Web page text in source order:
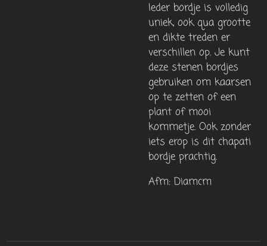
Ieder bordje is volledig
uniek, ook qua grootte
en dikte treden er
verschillen op. Je kunt
deze stenen bordjes
gebruiken om kaarsen
op te zetten of een
plant of mooi
kommetje. Ook zonder
iets erop is dit chapati
bordje prachtig.
Afm: Diamcm